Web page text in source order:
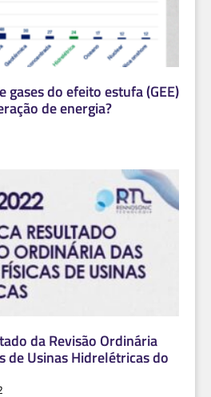
gases do efeito estufa (GEE)
de energia?
da Revisão Ordinária
de Usinas Hidrelétricas do